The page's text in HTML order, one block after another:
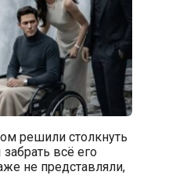
решили столкнуть
всё его
не представляли,